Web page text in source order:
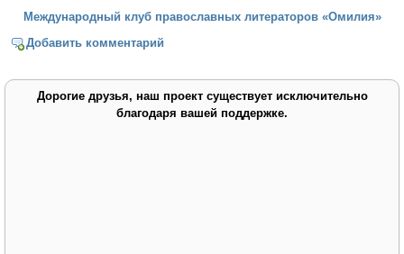
Международный клуб православных литераторов «Омилия»
Добавить комментарий
Дорогие друзья, наш проект существует исключительно
благодаря вашей поддержке.